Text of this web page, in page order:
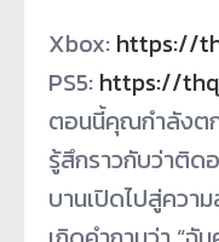
Xbox: https://
PS5: https://
ตอนนี้คุณกำลังต
รู้สึกราวกับว่าติด
บานเปิดไปสู่ควา